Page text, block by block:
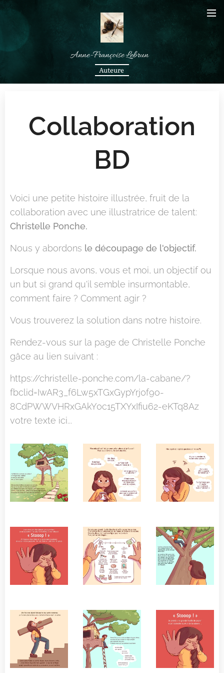
Anne-Françoise Lebrun
Auteure
Collaboration
BD
Voici une petite histoire illustrée, fruit de la
collaboration avec une illustratrice de talent:
Christelle Ponche.
Nous y abordons le découpage de l'objectif.
Lorsque nous avons, vous et moi, un objectif ou
un but si grand qu'il semble insurmontable,
comment faire ? Comment agir ?
Vous trouverez la solution dans notre histoire.
Rendez-vous sur la page de Christelle Ponche
gâce au lien suivant :
https://christelle-ponche.com/la-cabane/?
fbclid=IwAR3_f6Lw5xTGxGypYrj0f9o-
8CdPWWVHRxGAkY0c15TXYxIfiu62-eKTq8Az
votre texte ici...